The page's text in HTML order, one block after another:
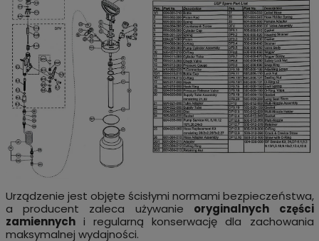
Urządzenie jest objęte ścisłymi normami bezpieczeństwa,
a producent zaleca używanie oryginalnych części
zamiennychi regularną konserwację dla zachowania
maksymalnej wydajności.